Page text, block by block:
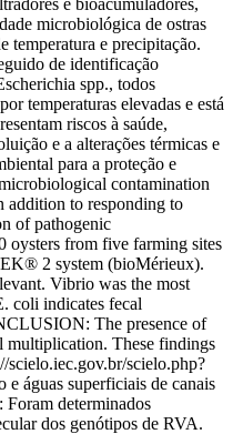
e bioacumuladores,
microbiológica de ostras
temperatura e precipitação.
de identificação
spp., todos
temperaturas elevadas e está
riscos à saúde,
e a alterações térmicas e
para a proteção e
contamination
addition to responding to
of pathogenic
from five farming sites
2 system (bioMérieux).
Vibrio was the most
coli indicates fecal
The presence of
multiplication. These findings
scielo.iec.gov.br/scielo.php?
águas superficiais de canais
determinados
dos genótipos de RVA.